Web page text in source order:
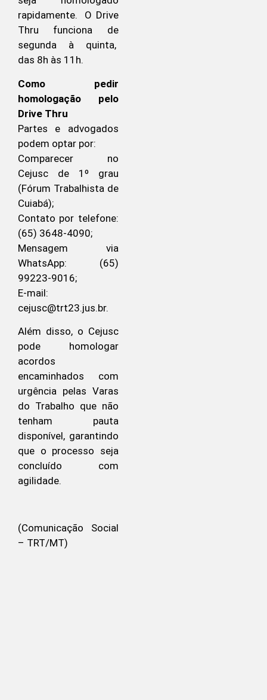
rapidamente. O Drive
Thru funciona de
segunda à quinta,
das 8h às 11h.
Como pedir
homologação pelo
Drive Thru
Partes e advogados
podem optar por:
Comparecer no
Cejusc de 1º grau
(Fórum Trabalhista de
Cuiabá);
Contato por telefone:
(65) 3648-4090;
Mensagem via
WhatsApp: (65)
99223-9016;
E-mail:
cejusc@trt23.jus.br.
Além disso, o Cejusc
pode homologar
acordos
encaminhados com
urgência pelas Varas
do Trabalho que não
tenham pauta
disponível, garantindo
que o processo seja
concluído com
agilidade.
(Comunicação Social
– TRT/MT)